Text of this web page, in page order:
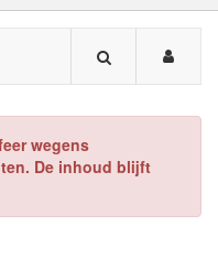
wegens
De inhoud blijft